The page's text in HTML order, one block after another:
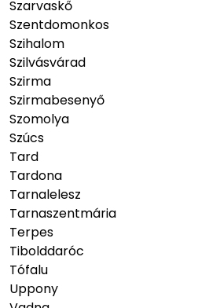
Szarvaskő
Szentdomonkos
Szihalom
Szilvásvárad
Szirma
Szirmabesenyő
Szomolya
Szúcs
Tard
Tardona
Tarnalelesz
Tarnaszentmária
Terpes
Tibolddaróc
Tófalu
Uppony